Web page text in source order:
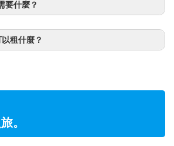
要什麼？
租什麼？
。